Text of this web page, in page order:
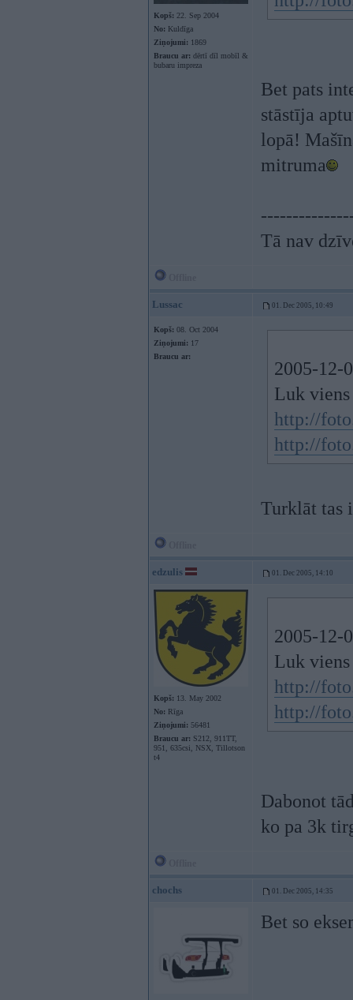
Kopš: 22. Sep 2004
No: Kuldīga
Ziņojumi: 1869
Braucu ar: dērtī dīl mobīl &
bubaru impreza
Bet pats
stāstīja
lopā!
mitruma
Tā nav
Lussac 01. Dec 2005, 10:49
Kopš: 08. Oct 2004
Ziņojumi: 17
Braucu ar:
2005-12-
Luk
http://
http://
Turklāt tas
edzulis 01. Dec 2005, 14:10
Kopš: 13. May 2002
No: Rīga
Ziņojumi: 56481
Braucu ar: S212, 911TT,
951, 635csi, NSX, Tillotson
t4
2005-12-
Luk
http://
http://
Dabonot
ko pa 3k
chochs 01. Dec 2005, 14:35
Bet so